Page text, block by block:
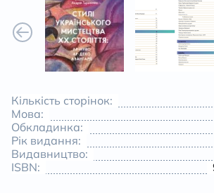
Кількість сторінок:
Мова:
Обкладинка:
Рік видання:
Видавництво:
ISBN: